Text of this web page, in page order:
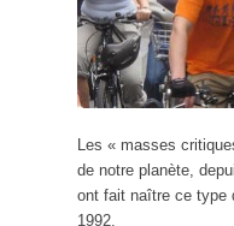
Les « masses
de notre planète,
ont fait naître ce type
1992.